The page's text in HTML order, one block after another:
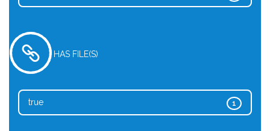
HAS FILE(S)
1
true